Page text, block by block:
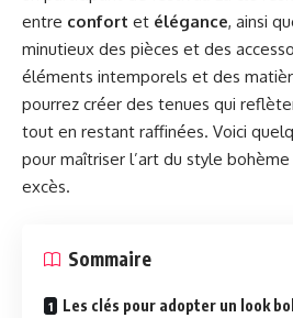
entre confort et élégance, ainsi
minutieux des pièces et des
éléments intemporels et des
pourrez créer des tenues qui
tout en restant raffinées. Voici
pour maîtriser l’art du style
excès.
Sommaire
Les clés pour adopter un look